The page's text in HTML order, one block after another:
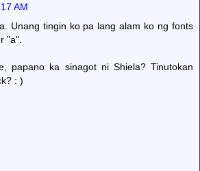
AM
Unang tingin ko pa lang alam ko ng fonts
"a".
papano ka sinagot ni Shiela? Tinutokan
: )